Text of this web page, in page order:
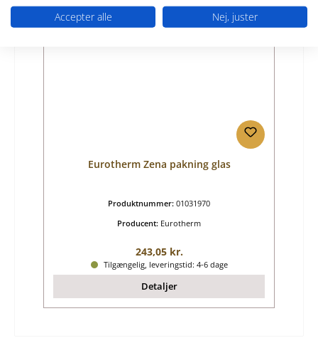
Eurotherm Zena pakning glas
Produktnummer: 01031970
Producent: Eurotherm
Almindelig pris:
243,05 kr.
Tilgængelig, leveringstid: 4-6 dage
Detaljer
Accepter alle Nej, juster